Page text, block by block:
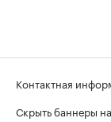
Контактная
Скрыть баннеры